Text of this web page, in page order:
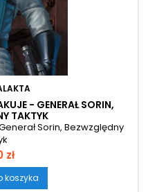
- GENERAŁ SORIN,
TAKTYK
Sorin, Bezwzględny
zł
koszyka